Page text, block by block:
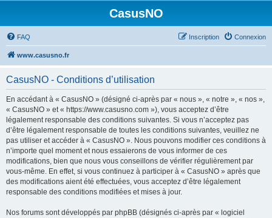
CasusNO
FAQ Connexion
Inscription
www.casusno.fr
CasusNO - Conditions d’utilisation
En accédant à « CasusNO » (désigné ci-après par « nous », « notre », « nos »,
« CasusNO » et « https://www.casusno.com »), vous acceptez d’être
légalement responsable des conditions suivantes. Si vous n’acceptez pas
d’être légalement responsable de toutes les conditions suivantes, veuillez ne
pas utiliser et accéder à « CasusNO ». Nous pouvons modifier ces conditions à
n’importe quel moment et nous essaierons de vous informer de ces
modifications, bien que nous vous conseillons de vérifier régulièrement par
vous-même. En effet, si vous continuez à participer à « CasusNO » après que
des modifications aient été effectuées, vous acceptez d’être légalement
responsable des conditions modifiées et mises à jour.
Nos forums sont développés par phpBB (désignés ci-après par « logiciel